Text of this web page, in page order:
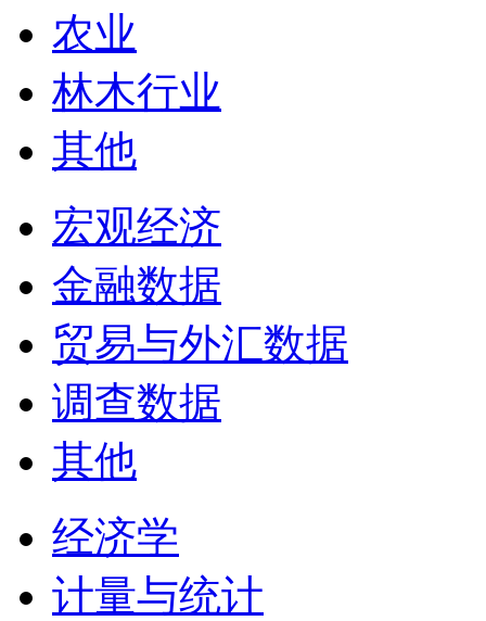
农业
林木行业
其他
宏观经济
金融数据
贸易与外汇数据
调查数据
其他
经济学
计量与统计